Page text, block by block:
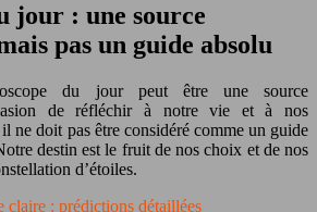
jour : une source
pas un guide absolu
du jour peut être une source
de réfléchir à notre vie et à nos
ne doit pas être considéré comme un guide
destin est le fruit de nos choix et de nos
d’étoiles.
claire : prédictions détaillées